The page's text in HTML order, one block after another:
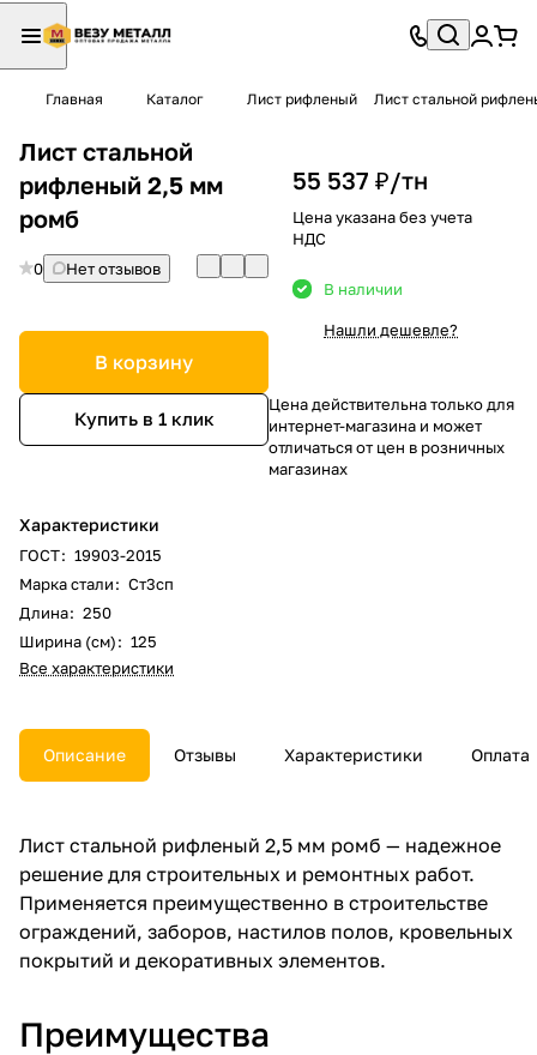
Главная Каталог Лист рифленый Лист стальной
Лист стальной
рифленый 2,5 мм
ромб
0 Нет отзывов
В корзину
Купить в 1 клик
Характеристики
ГОСТ: 19903-2015
Марка стали: Ст3сп
Длина: 250
Ширина (см): 125
Все характеристики
55 537 ₽/тн
Цена указана без учета
НДС
В наличии
Нашли дешевле?
Цена действительна только для
интернет-магазина и может
отличаться от цен в розничных
магазинах
Описание Отзывы Характеристики Оплата
Лист стальной рифленый 2,5 мм ромб — надежное
решение для строительных и ремонтных работ.
Применяется преимущественно в строительстве
ограждений, заборов, настилов полов, кровельных
покрытий и декоративных элементов.
Преимущества